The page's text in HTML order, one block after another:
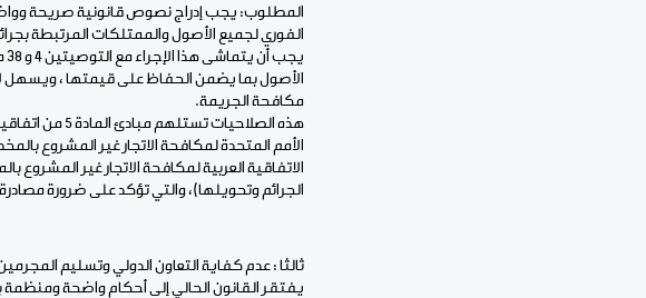
المطلوب: يجب إدراج نصوص قانونية صريحة
الفوري لجميع الأصول والممتلكات المرتبطة
الأصول بما يضمن الحفاظ على قيمتها ، ويسهل
مكافحة الجريمة.
الجرائم وتحويلها)، والتي تؤكد على ضرورة
ثالثا : عدم كفاية التعاون الدولي وتسليم
يفتقر القانون الحالي إلى أحكام واضحة ومنظمة